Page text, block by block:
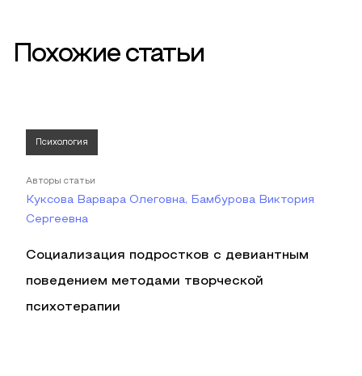
Похожие статьи
Психология
Авторы статьи
Куксова Варвара Олеговна, Бамбурова Виктория
Сергеевна
Социализация подростков с девиантным
поведением методами творческой
психотерапии